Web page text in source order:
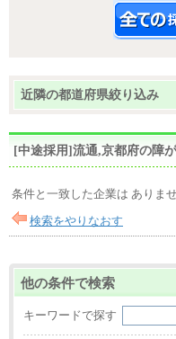
近隣の都道府県絞り込み
[中途採用]流通,京都府の障
条件と一致した企業は ありませ
検索をやりなおす
他の条件で検索
キーワードで探す